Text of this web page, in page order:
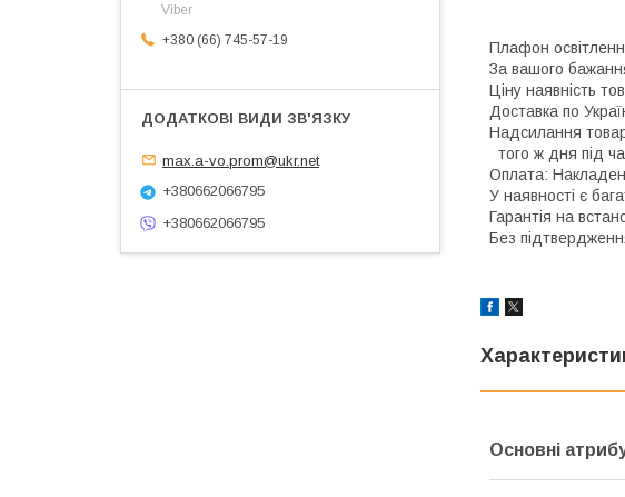
Плафон
За вашого
Ціну наявність
Доставка по
Надсилання
того ж дня під
Оплата:
У наявності є
Гарантія на
Без
Основні
Viber
+380 (66) 745-57-19
max.a-vo.prom@ukr.net
+380662066795
+380662066795